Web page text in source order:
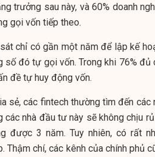
trưởng sau này, và 60% doanh
gọi vốn tiếp theo.
chỉ có gần một năm để lập kế
số đó tự gọi vốn. Trong khi 76% đủ
đề tự huy động vốn.
sẻ, các fintech thường tìm đến các
các nhà đầu tư này sẽ không chịu
được 3 năm. Tuy nhiên, có rất
chí, các kênh của chính phủ